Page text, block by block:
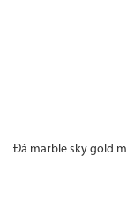
Đá marble sky gold